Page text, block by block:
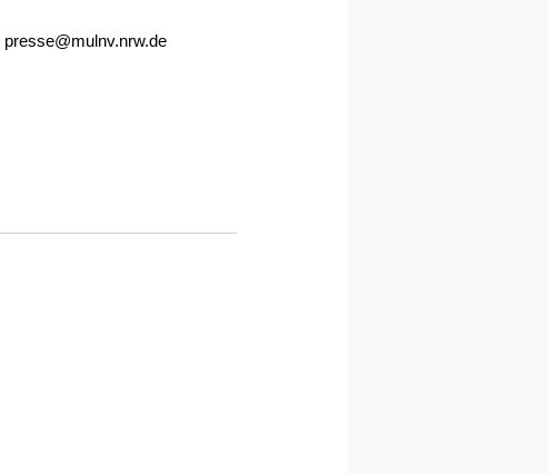
presse@mulnv.nrw.de